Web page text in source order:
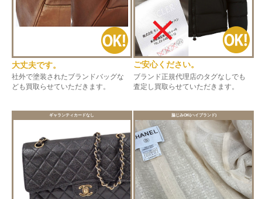
大丈夫です。
社外で塗装されたブランドバッグな
ども買取らせていただきます。
ご安心ください。
ブランド正規代理店のタグなしでも
査定し買取らせていただきます。
ギャランティカードなし 脇じみOK(ハイブランド)